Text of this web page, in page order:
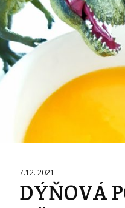
7.12. 2021
DÝŇOVÁ